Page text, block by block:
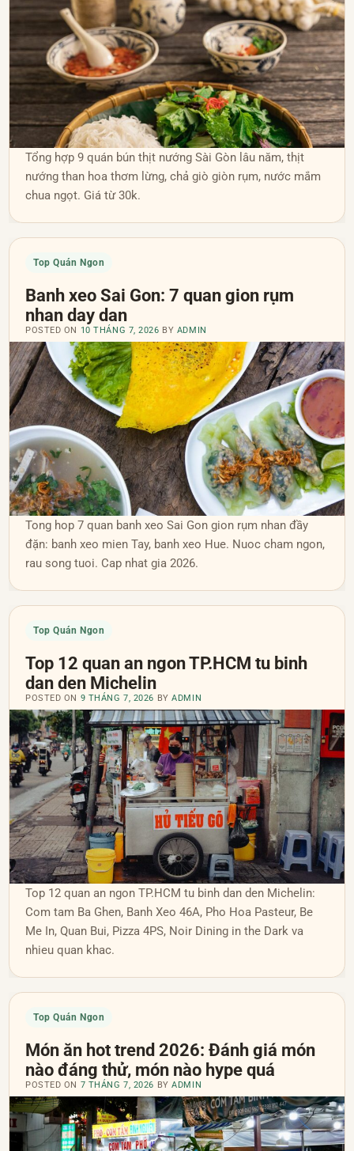
Tổng hợp 9 quán bún thịt nướng Sài Gòn lâu năm, thịt
nướng than hoa thơm lừng, chả giò giòn rụm, nước mắm
chua ngọt. Giá từ 30k.
Top Quán Ngon
Banh xeo Sai Gon: 7 quan gion rụm
nhan day dan
POSTED ON 10 THÁNG 7, 2026 BY ADMIN
Tong hop 7 quan banh xeo Sai Gon gion rụm nhan đầy
đặn: banh xeo mien Tay, banh xeo Hue. Nuoc cham ngon,
rau song tuoi. Cap nhat gia 2026.
Top Quán Ngon
Top 12 quan an ngon TP.HCM tu binh
dan den Michelin
POSTED ON 9 THÁNG 7, 2026 BYADMIN
Top 12 quan an ngon TP.HCM tu binh dan den Michelin:
Com tam Ba Ghen, Banh Xeo 46A, Pho Hoa Pasteur, Be
Me In, Quan Bui, Pizza 4PS, Noir Dining in the Dark va
nhieu quan khac.
Top Quán Ngon
Món ăn hot trend 2026: Đánh giá món
nào đáng thử, món nào hype quá
POSTED ON 7 THÁNG 7, 2026 BYADMIN